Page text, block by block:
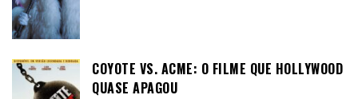
COYOTE VS. ACME: O FILME QUE HOLLYWOOD
QUASE APAGOU